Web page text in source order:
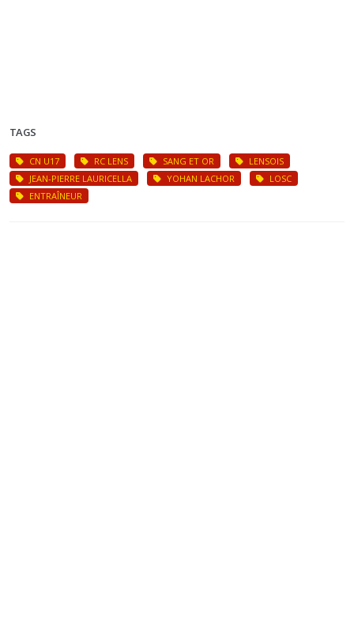
TAGS
CN U17 RC LENS SANG ET OR
LENSOIS
JEAN-PIERRE LAURICELLA
YOHAN LACHOR
LOSC
ENTRAÎNEUR